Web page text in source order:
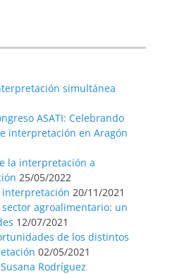
simultánea
ASATI: Celebrando
interpretación en Aragón
la interpretación a
25/05/2022
20/11/2021
agroalimentario: un
12/07/2021
de los distintos
02/05/2021
Rodríguez